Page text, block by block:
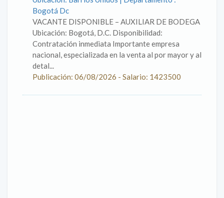
Bogotá Dc
VACANTE DISPONIBLE – AUXILIAR DE BODEGA
Ubicación: Bogotá, D.C. Disponibilidad:
Contratación inmediata Importante empresa
nacional, especializada en la venta al por mayor y al
detal...
Publicación: 06/08/2026 - Salario: 1423500